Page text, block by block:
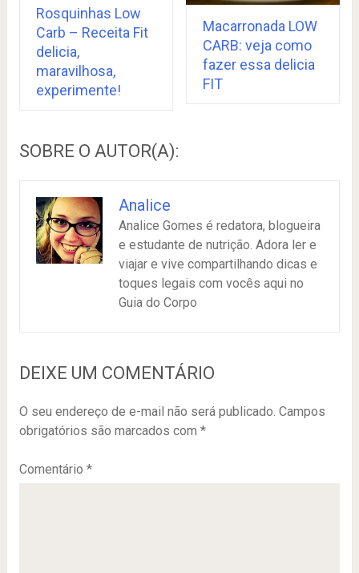
Rosquinhas Low
Carb – Receita Fit
delicia,
maravilhosa,
experimente!
Macarronada LOW
CARB: veja como
fazer essa delicia
FIT
SOBRE O AUTOR(A):
Analice
Analice Gomes é redatora, blogueira
e estudante de nutrição. Adora ler e
viajar e vive compartilhando dicas e
toques legais com vocês aqui no
Guia do Corpo
DEIXE UM COMENTÁRIO
O seu endereço de e-mail não será publicado. Campos
obrigatórios são marcados com *
Comentário *